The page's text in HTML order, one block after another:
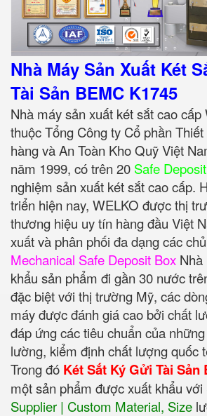
Nhà Máy Sản Xuất Két
Tài Sản BEMC K1745
Nhà máy sản xuất két sắt cao
thuộc Tổng Công ty Cổ phần
hàng và An Toàn Kho Quỹ Việt
năm 1999, có trên 20 Safe
nghiệm sản xuất két sắt cao cấp.
triển hiện nay, WELKO được thị
thương hiệu uy tín hàng đầu Việt
xuất và phân phối đa dạng các
Mechanical Safe Deposit Box
khẩu sản phẩm đi gần 30 nước
đặc biệt với thị trường Mỹ, các
máy được đánh giá cao bởi chất
đáp ứng các tiêu chuẩn của
lường, kiểm định chất lượng quốc
Trong đó Két Sắt Ký Gửi Tài Sản
một sản phẩm được xuất khẩu với
Supplier | Custom Material, Size